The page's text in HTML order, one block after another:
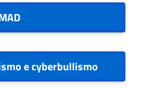
e cyberbullismo